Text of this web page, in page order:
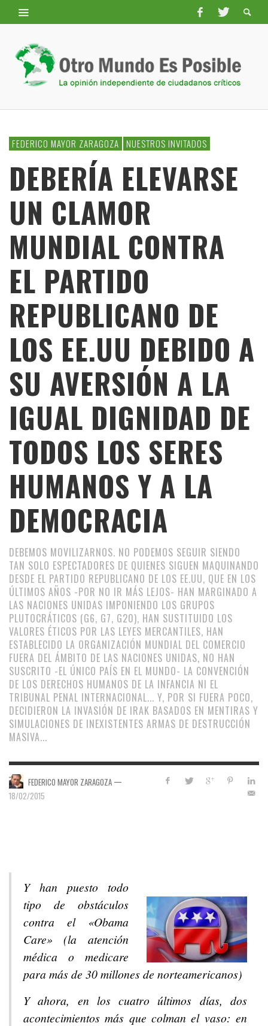
FEDERICO MAYOR ZARAGOZA NUESTROS INVITADOS
DEBERÍA ELEVARSE
UN CLAMOR
MUNDIAL CONTRA
EL PARTIDO
REPUBLICANO DE
LOS EE.UU DEBIDO A
SU AVERSIÓN A LA
IGUAL DIGNIDAD DE
TODOS LOS SERES
HUMANOS Y A LA
DEMOCRACIA
DEBEMOS MOVILIZARNOS. NO PODEMOS SEGUIR SIENDO
TAN SOLO ESPECTADORES DE QUIENES SIGUEN MAQUINANDO
DESDE EL PARTIDO REPUBLICANO DE LOS EE.UU, QUE EN LOS
ÚLTIMOS AÑOS -POR NO IR MÁS LEJOS- HAN MARGINADO A
LAS NACIONES UNIDAS IMPONIENDO LOS GRUPOS
PLUTOCRÁTICOS (G6, G7, G20), HAN SUSTITUIDO LOS
VALORES ÉTICOS POR LAS LEYES MERCANTILES, HAN
ESTABLECIDO LA ORGANIZACIÓN MUNDIAL DEL COMERCIO
FUERA DEL ÁMBITO DE LAS NACIONES UNIDAS, NO HAN
SUSCRITO -EL ÚNICO PAÍS EN EL MUNDO- LA CONVENCIÓN
DE LOS DERECHOS HUMANOS DE LA INFANCIA NI EL
TRIBUNAL PENAL INTERNACIONAL... Y, POR SI FUERA POCO,
DECIDIERON LA INVASIÓN DE IRAK BASADOS EN MENTIRAS Y
SIMULACIONES DE INEXISTENTES ARMAS DE DESTRUCCIÓN
MASIVA...
FEDERICO MAYOR ZARAGOZA —
18/02/2015
Y han puesto todo
tipo de obstáculos
contra el «Obama
Care» (la atención
médica o medicare
para más de 30 millones de norteamericanos)
Y ahora, en los cuatro últimos días, dos
acontecimientos más que colman el vaso: en